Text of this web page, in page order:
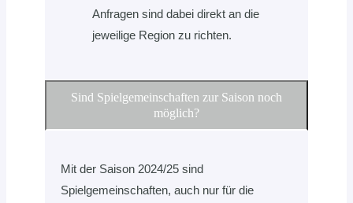
Anfragen sind dabei direkt an die
jeweilige Region zu richten.
Sind Spielgemeinschaften zur Saison noch
möglich?
Mit der Saison 2024/25 sind
Spielgemeinschaften, auch nur für die